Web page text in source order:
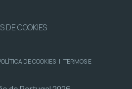
DE COOKIES
DE COOKIES | TERMOS E